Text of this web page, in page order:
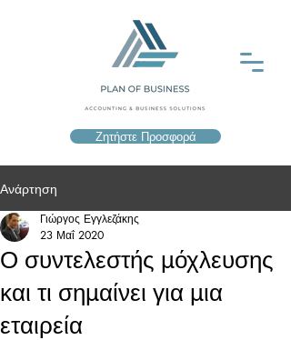
Ζητήστε Προσφορά
Ανάρτηση
Ο συντελεστής μόχλευσης
και τι σημαίνει για μια
εταιρεία
Γιώργος Εγγλεζάκης
23 Μαΐ 2020